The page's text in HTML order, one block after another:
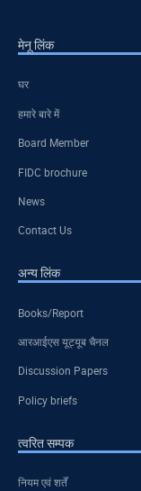
मेनू लिंक
घर
हमारे बारे में
Board Member
FIDC brochure
News
Contact Us
अन्य लिंक
Books/Report
आरआईएस यूट्यूब चैनल
Discussion Papers
Policy briefs
त्वरित सम्पक
नियम एवं शर्तें